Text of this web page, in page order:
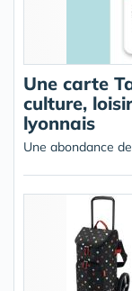
Une carte
culture,
lyonnais
Une abondance